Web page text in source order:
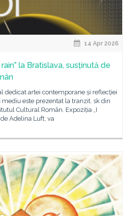
14 Apr 2026
la Bratislava, susținută de
dedicat artei contemporane și reflecției
este prezentat la tranzit. sk din
Cultural Român. Expoziția „I
Adelina Luft, va